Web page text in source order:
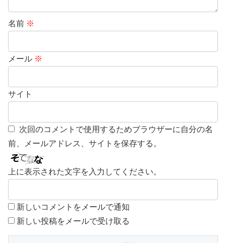
名前 ※
メール ※
サイト
次回のコメントで使用するためブラウザーに自分の名
前、メールアドレス、サイトを保存する。
上に表示された文字を入力してください。
新しいコメントをメールで通知
新しい投稿をメールで受け取る